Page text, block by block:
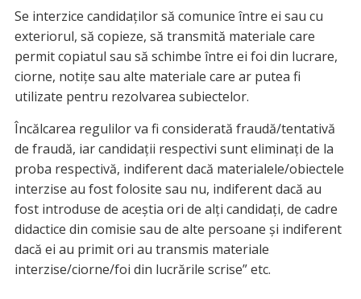
Se interzice candidaților să comunice între ei sau cu
exteriorul, să copieze, să transmită materiale care
permit copiatul sau să schimbe între ei foi din lucrare,
ciorne, notițe sau alte materiale care ar putea fi
utilizate pentru rezolvarea subiectelor.
Încălcarea regulilor va fi considerată fraudă/tentativă
de fraudă, iar candidații respectivi sunt eliminați de la
proba respectivă, indiferent dacă materialele/obiectele
interzise au fost folosite sau nu, indiferent dacă au
fost introduse de aceștia ori de alți candidați, de cadre
didactice din comisie sau de alte persoane și indiferent
dacă ei au primit ori au transmis materiale
interzise/ciorne/foi din lucrările scrise” etc.